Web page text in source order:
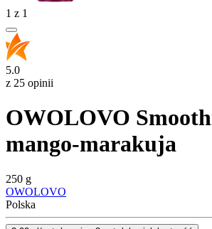
1 z 1
5.0
z 25 opinii
OWOLOVO
mango-marakuja
250 g
OWOLOVO
Polska